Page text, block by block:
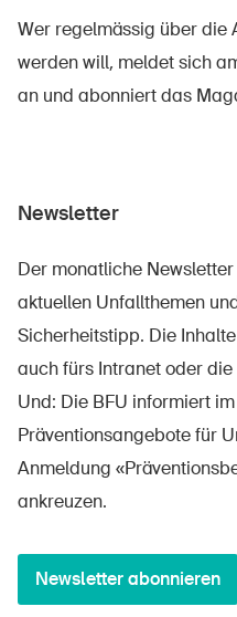
Newsletter abonnieren
Wer regelmässig über die
werden will, meldet sich
an und abonniert das
Newsletter
Der monatliche
aktuellen Unfallthemen
Sicherheitstipp. Die
auch fürs Intranet oder
Und: Die BFU informiert
Präventionsangebote für
Anmeldung
ankreuzen.
Newsletter abonnieren